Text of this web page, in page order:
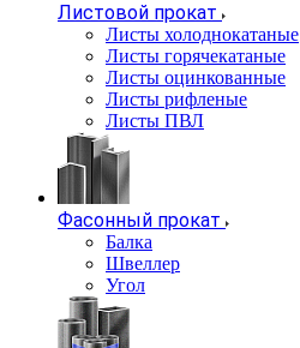
Листовой прокат
Листы холоднокатаные
Листы горячекатаные
Листы оцинкованные
Листы рифленые
Листы ПВЛ
Фасонный прокат
Балка
Швеллер
Угол